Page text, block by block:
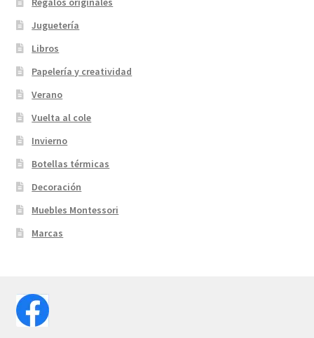
Juguetería
Libros
Papelería y creatividad
Verano
Vuelta al cole
Invierno
Botellas térmicas
Decoración
Muebles Montessori
Marcas